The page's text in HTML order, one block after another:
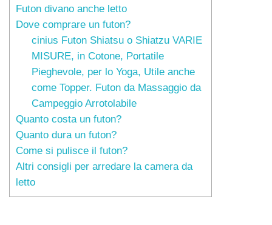
Futon divano anche letto
Dove comprare un futon?
cinius Futon Shiatsu o Shiatzu VARIE
MISURE, in Cotone, Portatile
Pieghevole, per lo Yoga, Utile anche
come Topper. Futon da Massaggio da
Campeggio Arrotolabile
Quanto costa un futon?
Quanto dura un futon?
Come si pulisce il futon?
Altri consigli per arredare la camera da
letto